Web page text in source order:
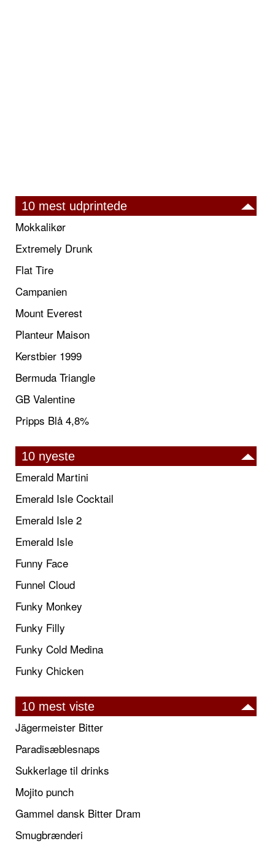
10 mest udprintede
Mokkalikør
Extremely Drunk
Flat Tire
Campanien
Mount Everest
Planteur Maison
Kerstbier 1999
Bermuda Triangle
GB Valentine
Pripps Blå 4,8%
10 nyeste
Emerald Martini
Emerald Isle Cocktail
Emerald Isle 2
Emerald Isle
Funny Face
Funnel Cloud
Funky Monkey
Funky Filly
Funky Cold Medina
Funky Chicken
10 mest viste
Jägermeister Bitter
Paradisæblesnaps
Sukkerlage til drinks
Mojito punch
Gammel dansk Bitter Dram
Smugbrænderi